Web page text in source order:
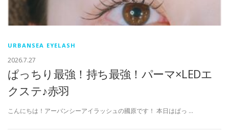
URBANSEA EYELASH
2026.7.27
ぱっちり最強！持ち最強！パーマ×LEDエ
クステ♪赤羽
こんにちは！アーバンシーアイラッシュの國原です！ 本日はぱっ …